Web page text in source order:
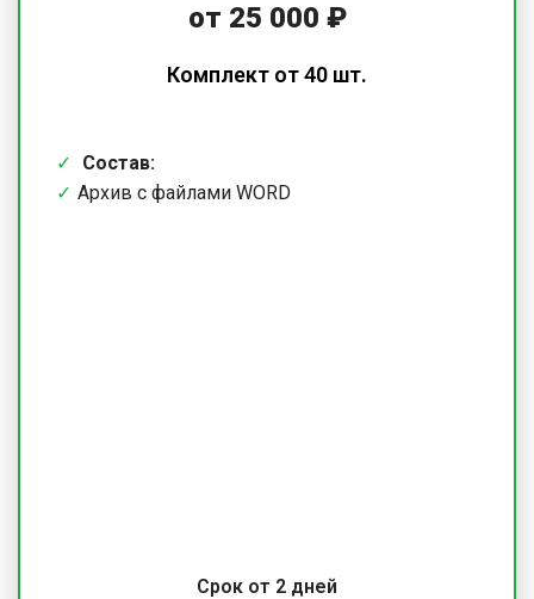
от 25 000 ₽
Комплект от 40 шт.
Состав:
Архив с файлами WORD
Срок от 2 дней